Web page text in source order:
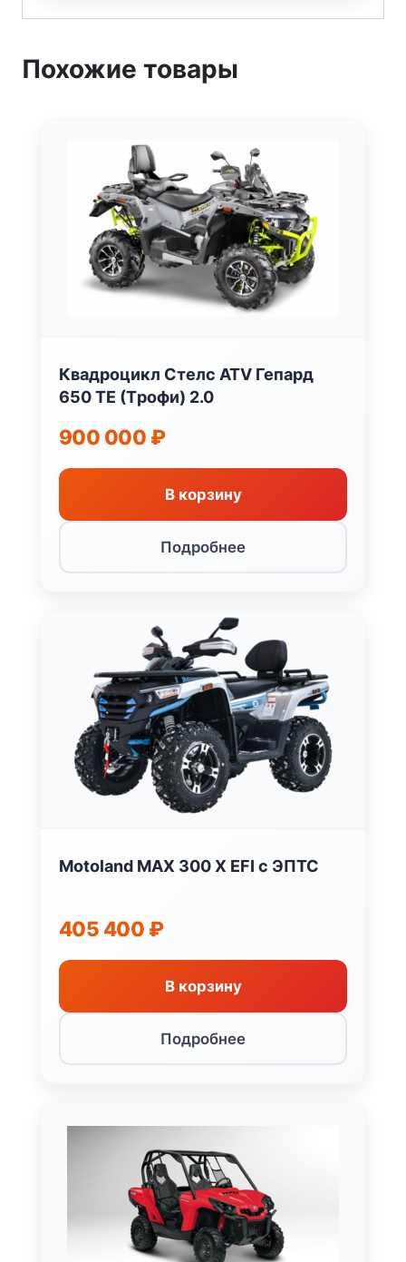
Похожие товары
Квадроцикл Стелс ATV Гепард
650 TЕ (Tрофи) 2.0
900 000 ₽
В корзину
Подробнее
Motoland MAX 300 X EFI с ЭПТС
405 400 ₽
В корзину
Подробнее